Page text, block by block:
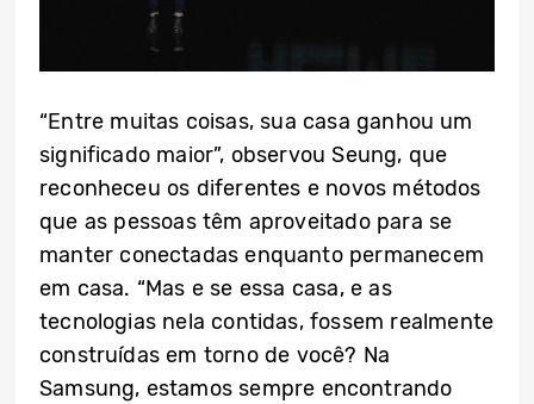
“Entre muitas coisas, sua casa ganhou um
significado maior”, observou Seung, que
reconheceu os diferentes e novos métodos
que as pessoas têm aproveitado para se
manter conectadas enquanto permanecem
em casa. “Mas e se essa casa, e as
tecnologias nela contidas, fossem realmente
construídas em torno de você? Na
Samsung, estamos sempre encontrando